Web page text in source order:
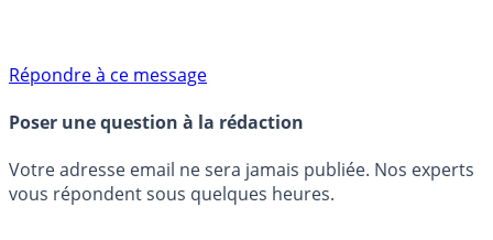
Répondre à ce message
Poser une question à la rédaction
Votre adresse email ne sera jamais publiée. Nos experts
vous répondent sous quelques heures.